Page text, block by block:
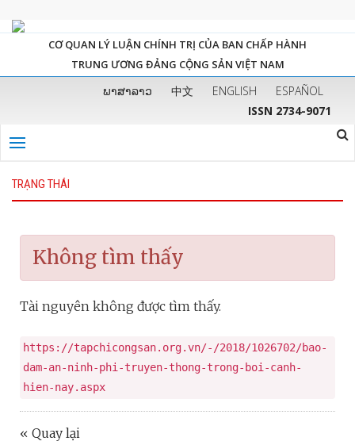
CƠ QUAN LÝ LUẬN CHÍNH TRỊ CỦA BAN CHẤP HÀNH
TRUNG ƯƠNG ĐẢNG CỘNG SẢN VIỆT NAM
ພາສາລາວ 中文 ENGLISH
ESPAÑOL
ISSN 2734-9071
TRẠNG THÁI
Không tìm thấy
Tài nguyên không được tìm thấy.
https://tapchicongsan.org.vn/-/2018/1026702/bao-
dam-an-ninh-phi-truyen-thong-trong-boi-canh-
hien-nay.aspx
« Quay lại